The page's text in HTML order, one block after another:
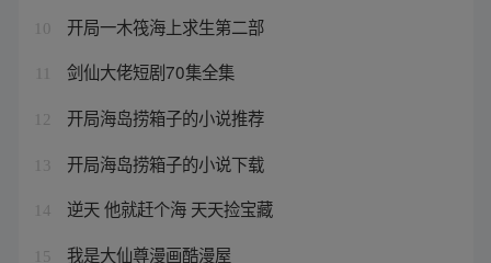
10 开局一木筏海上求生第二部
剑仙大佬短剧70集全集
12 开局海岛捞箱子的小说推荐
13 开局海岛捞箱子的小说下载
14 逆天 他就赶个海 天天捡宝藏
15 我是大仙尊漫画酷漫屋